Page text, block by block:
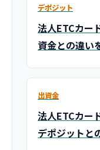
デポジット
法人ETCカー
資金との違い
出資金
法人ETCカー
デポジットと